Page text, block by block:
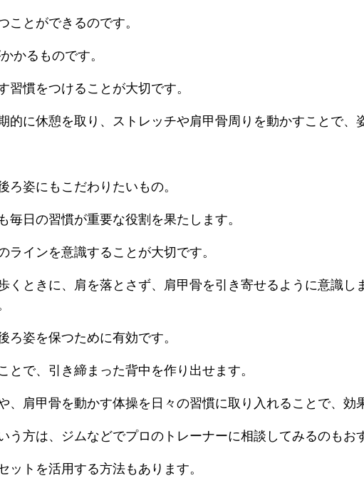
ことができるのです。
かるものです。
習慣をつけることが大切です。
的に休憩を取り、ストレッチや肩甲骨周りを動かすことで、
姿にもこだわりたいもの。
日の習慣が重要な役割を果たします。
ラインを意識することが大切です。
くときに、肩を落とさず、肩甲骨を引き寄せるように意識し
ろ姿を保つために有効です。
で、引き締まった背中を作り出せます。
、肩甲骨を動かす体操を日々の習慣に取り入れることで、効
う方は、ジムなどでプロのトレーナーに相談してみるのもお
ットを活用する方法もあります。